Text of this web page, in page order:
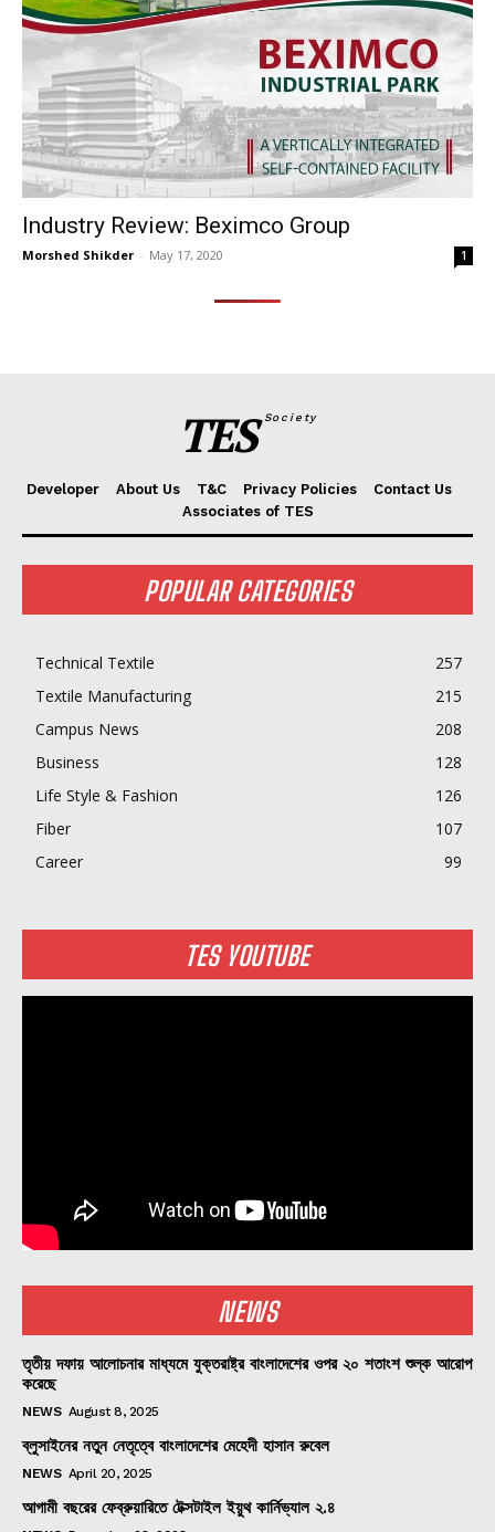
Industry Review: Beximco Group
Morshed Shikder - May 17, 2020 1
TES Society
Developer About Us T&C Privacy Policies
Contact Us
Associates of TES
POPULAR CATEGORIES
Technical Textile
257
Textile Manufacturing
215
Campus News
208
Business
128
Life Style & Fashion
126
Fiber
107
Career
99
TES YOUTUBE
NEWS
তৃতীয় দফায় আলোচনার মাধ্যমে যুক্তরাষ্ট্র বাংলাদেশের ওপর ২০ শতাংশ শুল্ক আরোপ
করেছে
NEWS August 8, 2025
ব্লুসাইনের নতুন নেতৃত্বে বাংলাদেশের মেহেদী হাসান রুবেল
NEWS April 20, 2025
আগামী বছরের ফেব্রুয়ারিতে টেক্সটাইল ইয়ুথ কার্নিভ্যাল ২.৪